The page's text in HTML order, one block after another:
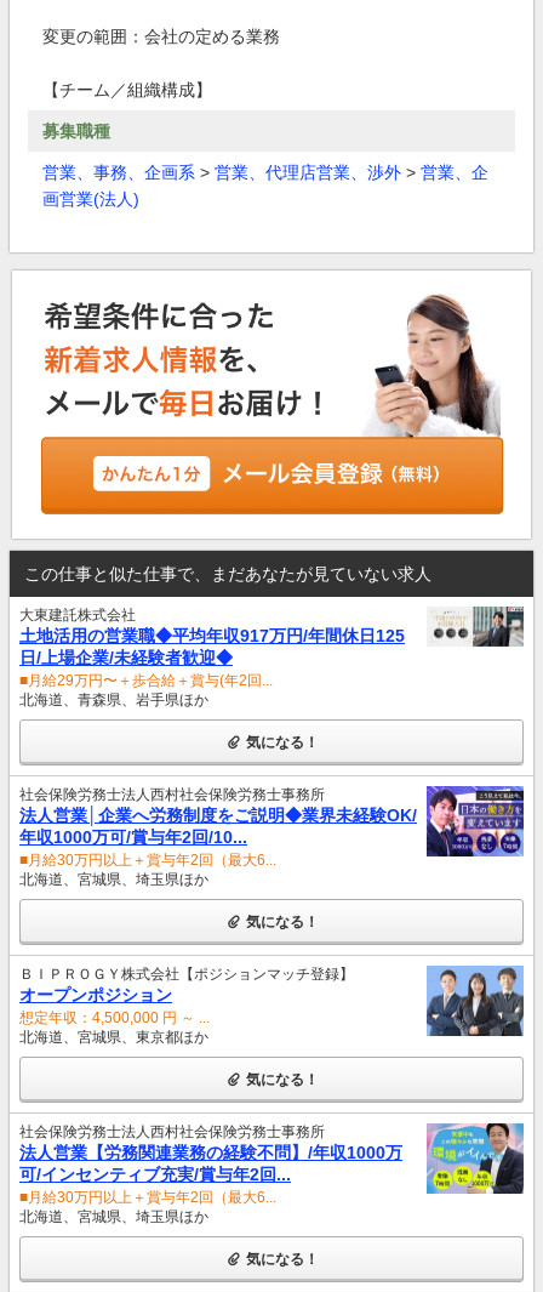
変更の範囲：会社の定める業務
【チーム／組織構成】
募集職種
営業、事務、企画系 > 営業、代理店営業、渉外 > 営業、企
画営業(法人)
この仕事と似た仕事で、まだあなたが見ていない求人
大東建託株式会社
土地活用の営業職◆平均年収917万円/年間休日125
日/上場企業/未経験者歓迎◆
■月給29万円〜＋歩合給＋賞与(年2回...
北海道、青森県、岩手県ほか
気になる！
社会保険労務士法人西村社会保険労務士事務所
法人営業│企業へ労務制度をご説明◆業界未経験OK/
年収1000万可/賞与年2回/10...
■月給30万円以上＋賞与年2回（最大6...
北海道、宮城県、埼玉県ほか
気になる！
ＢＩＰＲＯＧＹ株式会社【ポジションマッチ登録】
オープンポジション
想定年収：4,500,000 円 ～ ...
北海道、宮城県、東京都ほか
気になる！
社会保険労務士法人西村社会保険労務士事務所
法人営業【労務関連業務の経験不問】/年収1000万
可/インセンティブ充実/賞与年2回...
■月給30万円以上＋賞与年2回（最大6...
北海道、宮城県、埼玉県ほか
気になる！